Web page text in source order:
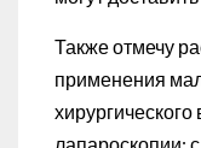
Также отмечу
применения